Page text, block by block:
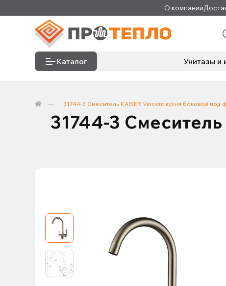
О компании
Каталог Унитазы и
31744-3 Смеситель KAISER Vincent кухня боковой под
31744-3